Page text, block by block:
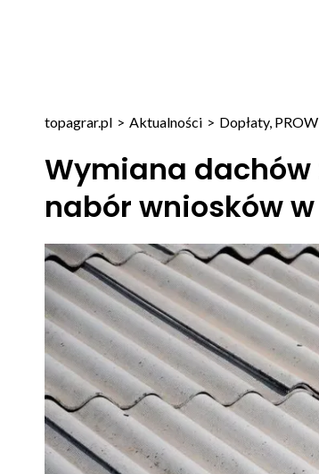
topagrar.pl > Aktualności > Dopłaty,
Wymiana dachów
nabór wniosków w